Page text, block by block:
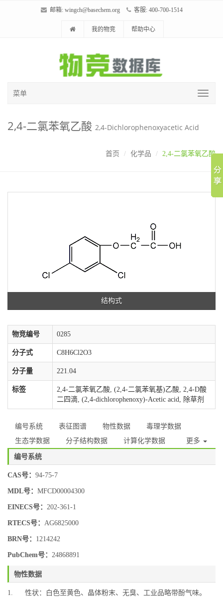
邮箱: wingch@basechem.org 客服: 400-700-1514
我的物竞 帮助中心
菜单
2,4-二氯苯氧乙酸 2,4-Dichlorophenoxyacetic Acid
首页 化学品 2,4-二氯苯氧乙酸
结构式
物竞编号 0285
分子式 C8H6Cl2O3
分子量 221.04
标签
2,4-二氯苯氧乙酸, (2,4-二氯苯氧基)乙酸, 2,4-D酸
二四滴, (2,4-dichlorophenoxy)-Acetic acid, 除草剂
编号系统 表征图谱 物性数据
毒理学数据
生态学数据
分子结构数据 计算化学数据 更多
编号系统
CAS号： 94-75-7
MDL号： MFCD00004300
EINECS号： 202-361-1
RTECS号： AG6825000
BRN号： 1214242
PubChem号： 24868891
物性数据
1. 性状：白色至黄色、晶体粉末、无臭、工业品略带酚气味。